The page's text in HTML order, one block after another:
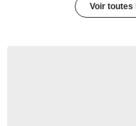
Voir